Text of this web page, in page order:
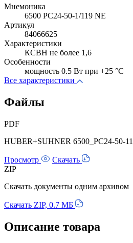
Мнемоника
6500 PC24-50-1/119 NE
Артикул
84066625
Характеристики
КСВН не более 1,6
Особенности
мощность 0.5 Вт при +25 °C
Все характеристики
Файлы
PDF
HUBER+SUHNER 6500_PC24-50-
Просмотр
Скачать
ZIP
Скачать документы одним архивом
Скачать ZIP, 0.7 МБ
Описание товара